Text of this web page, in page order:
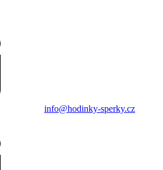
info@hodinky-sperky.cz